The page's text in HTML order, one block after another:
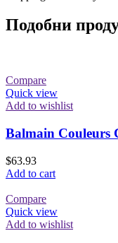
Подобни
Compare
Quick view
Add to wishlist
Balmain Couleurs
$63.93
Add to cart
Compare
Quick view
Add to wishlist